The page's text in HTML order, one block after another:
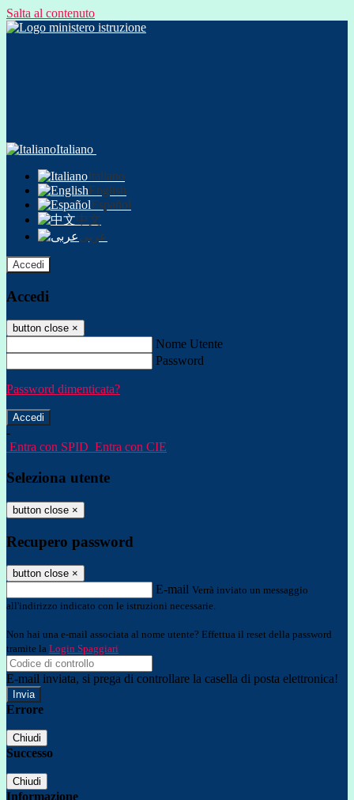
Salta al contenuto
Italiano
Italiano
English
Español
中文
عربى
Accedi
Accedi
button close ×
Nome Utente
Password
Password dimenticata?
-
Entra con SPID Entra con CIE
Seleziona utente
button close ×
Recupero password
button close ×
E-mail Verrà inviato un messaggio
all'indirizzo indicato con le istruzioni necessarie.
Non hai una e-mail associata al nome utente? Effettua il reset della password
tramite la Login Spaggiari
E-mail inviata, si prega di controllare la casella di posta elettronica!
Errore
Chiudi
Successo
Chiudi
Informazione